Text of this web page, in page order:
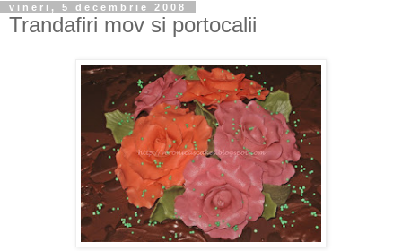
vineri, 5 decembrie 2008
Trandafiri mov si portocalii